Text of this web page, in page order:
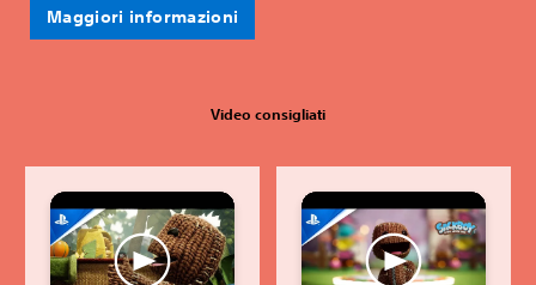
Maggiori informazioni
Video consigliati